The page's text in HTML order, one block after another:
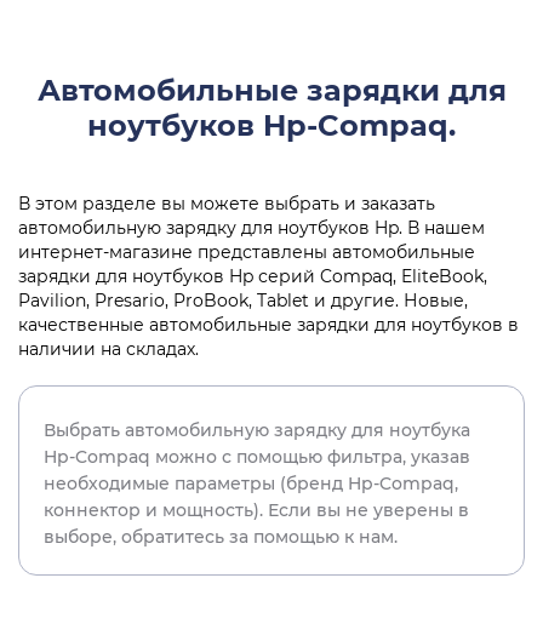
Автомобильные зарядки для
ноутбуков Hp-Compaq.
В этом разделе вы можете выбрать и заказать
автомобильную зарядку для ноутбуков Hp. В нашем
интернет-магазине представлены автомобильные
зарядки для ноутбуков Hp серий Compaq, EliteBook,
Pavilion, Presario, ProBook, Tablet и другие. Новые,
качественные автомобильные зарядки для ноутбуков в
наличии на складах.
Выбрать автомобильную зарядку для ноутбука
Hp-Compaq можно с помощью фильтра, указав
необходимые параметры (бренд Hp-Compaq,
коннектор и мощность). Если вы не уверены в
выборе, обратитесь за помощью к нам.